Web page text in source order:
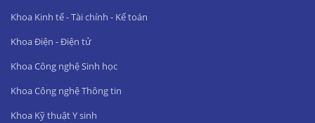
Khoa Kinh tế - Tài chính - Kế toán
Khoa Điện - Điện tử
Khoa Công nghệ Sinh học
Khoa Công nghệ Thông tin
Khoa Kỹ thuật Y sinh